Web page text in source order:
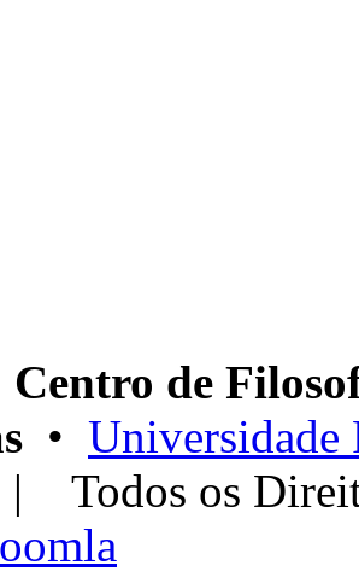
Centro de
• Universidade
Todos os